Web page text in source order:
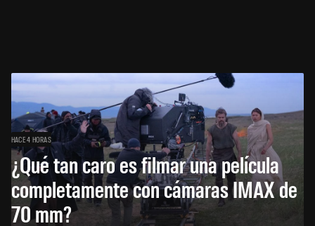
HACE 4 HORAS
¿Qué tan caro es filmar una película
completamente con cámaras IMAX de
70 mm?